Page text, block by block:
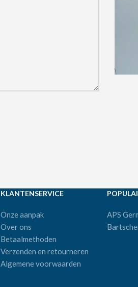
KLANTENSERVICE
Onze aanpak
Over ons
Betaalmethoden
Verzenden en retourneren
Algemene voorwaarden
APS